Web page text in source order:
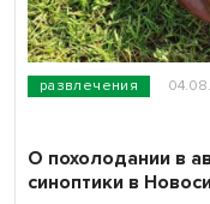
развлечения
О похолодании в
синоптики в